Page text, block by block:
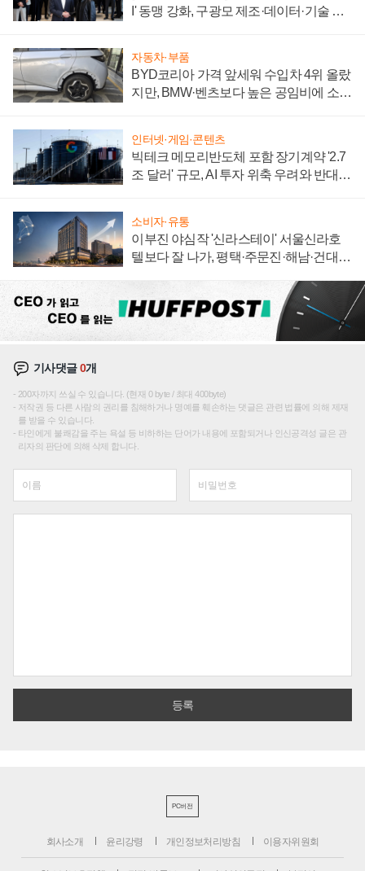
I' 동맹 강화, 구광모 제조·데이터·기술 결
자동차·부품
BYD코리아 가격 앞세워 수입차 4위 올랐
지만, BMW·벤츠보다 높은 공임비에 소비
인터넷·게임·콘텐츠
빅테크 메모리반도체 포함 장기계약 '2.7
조 달러' 규모, AI 투자 위축 우려와 반대
소비자·유통
이부진 야심작 '신라스테이' 서울신라호
텔보다 잘 나가, 평택·주문진·해남·건대로
기사댓글0개
200자까지 쓰실 수 있습니다. (현재 0 byte / 최대 400byte)
저작권 등 다른 사람의 권리를 침해하거나 명예를 훼손하는 댓글은 관련 법률에 의해 제재
를 받을 수 있습니다.
타인에게 불쾌감을 주는 욕설 등 비하하는 단어가 내용에 포함되거나 인신공격성 글은 관
리자의 판단에 의해 삭제 합니다.
PC버전
회사소개 윤리강령 개인정보처리방침 이용자위원회